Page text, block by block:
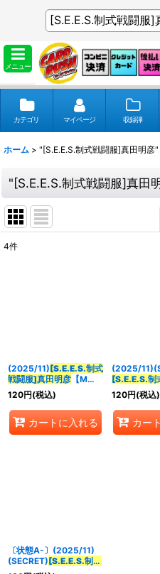
メニュー
カテゴリ マイページ 収録弾
ホーム > "[S.E.E.S.制式戦闘服]真田明彦"
"[S.E.E.S.制式戦闘服]真田
絞
4件
(2025/11)[S.E.E.S.制式
戦闘服]真田明彦 【M】
{CB33-010}《青》
120円(税込)
カートに入れる
(2025/
[S.E.E.S.制
田明彦 【M-
{CB33-010}
120円(税込)
カー
〔状態A-〕(2025/11)
(SECRET)[S.E.E.S.制式
戦闘服]真田明彦